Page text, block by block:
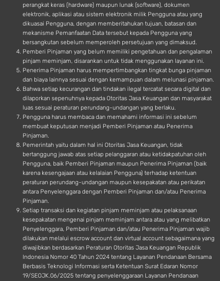
perangkat keras (hardware) maupun lunak (software), dokumen
elektronik, aplikasi atau sistem elektronik milik Pengguna atau yang
dikuasai Pengguna, dengan memberitahukan tujuan, batasan dan
mekanisme Pemanfaatan Data tersebut kepada Pengguna yang
bersangkutan sebelum memperoleh persetujuan yang dimaksud.
Pemberi Pinjaman yang belum memiliki pengetahuan dan pengalaman
pinjam meminjam, disarankan untuk tidak menggunakan layanan ini.
Penerima Pinjaman harus mempertimbangkan tingkat bunga pinjaman
dan biaya lainnya sesuai dengan kemampuan dalam melunasi pinjaman.
Bahwa setiap kecurangan dan tindakan ilegal tercatat secara digital dan
dilaporkan sepenuhnya kepada Otoritas Jasa Keuangan dan masyarakat
luas sesuai peraturan perundang-undangan yang berlaku.
Pengguna harus membaca dan memahami informasi ini sebelum
membuat keputusan menjadi Pemberi Pinjaman atau Penerima
Pinjaman.
Pemerintah yaitu dalam hal ini Otoritas Jasa Keuangan, tidak
bertanggung jawab atas setiap pelanggaran atau ketidakpatuhan oleh
Pengguna, baik Pemberi Pinjaman maupun Penerima Pinjaman (baik
karena kesengajaan atau kelalaian Pengguna) terhadap ketentuan
peraturan perundang-undangan maupun kesepakatan atau perikatan
antara Penyelenggara dengan Pemberi Pinjaman dan/atau Penerima
Pinjaman.
Setiap transaksi dan kegiatan pinjam meminjam atau pelaksanaan
kesepakatan mengenai pinjam meminjam antara atau yang melibatkan
Penyelenggara, Pemberi Pinjaman dan/atau Penerima Pinjaman wajib
dilakukan melalui escrow account dan virtual account sebagaimana yang
diwajibkan berdasarkan Peraturan Otoritas Jasa Keuangan Republik
Indonesia Nomor 40 Tahun 2024 tentang Layanan Pendanaan Bersama
Berbasis Teknologi Informasi serta Ketentuan Surat Edaran Nomor
19/SEOJK.06/2025 tentang penyelenggaraan Layanan Pendanaan